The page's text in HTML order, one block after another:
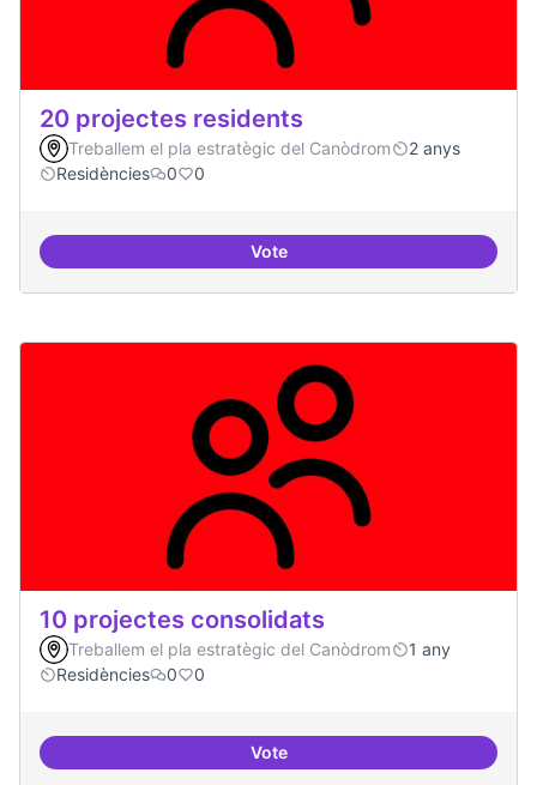
20 projectes residents
Treballem el pla estratègic del Canòdrom
2 anys
Residències
0 0
Vote20 projectes residents
10 projectes consolidats
Treballem el pla estratègic del Canòdrom
1 any
Residències
0 0
Vote10 projectes consolidats